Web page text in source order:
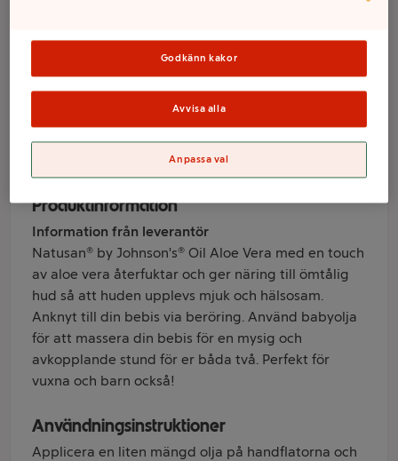
Olja Aloe Vera
300ml Natusan
Varumärke
Produktinformation
Information från leverantör
Natusan® by Johnson's® Oil Aloe Vera med en touch
av aloe vera återfuktar och ger näring till ömtålig
hud så att huden upplevs mjuk och hälsosam.
Anknyt till din bebis via beröring. Använd babyolja
för att massera din bebis för en mysig och
avkopplande stund för er båda två. Perfekt för
vuxna och barn också!
Användningsinstruktioner
Applicera en liten mängd olja på handflatorna och
Godkänn kakor
Avvisa alla
Anpassa val